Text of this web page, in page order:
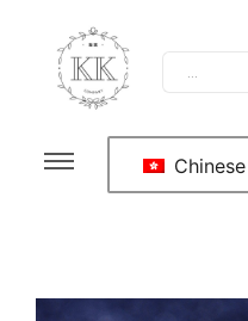
Chinese